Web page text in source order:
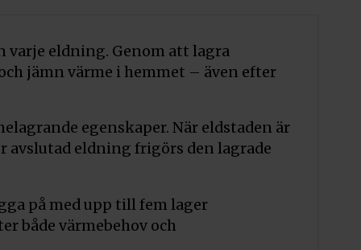
varje eldning. Genom att lagra
jämn värme i hemmet – även efter
egenskaper. När eldstaden är
avslutad eldning frigörs den lagrade
på med upp till fem lager
både värmebehov och